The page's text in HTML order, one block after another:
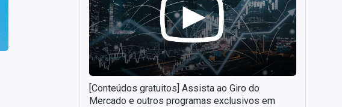
[Conteúdos gratuitos] Assista ao Giro do
Mercado e outros programas exclusivos em